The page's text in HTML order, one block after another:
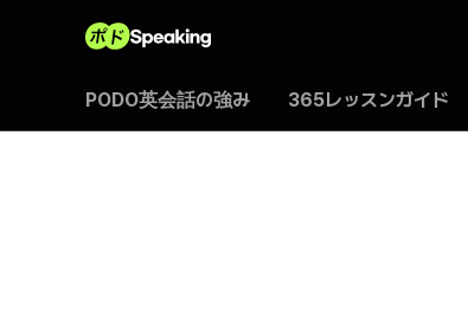
PODO英会話の強み 365レッスンガイド